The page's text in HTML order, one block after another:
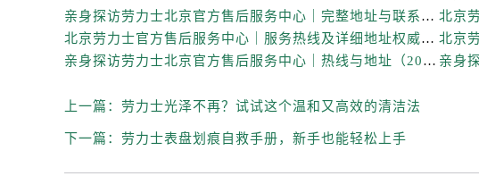
内蒙古自治区巴彦淖尔市临河区新华街劳力士售
内蒙古自治区包头市青山区幸福路甲3号王府井
内蒙古自治区赤峰市红山区哈达街劳力士售后服
内蒙古自治区呼伦贝尔市海拉尔区中央街劳力士
内蒙古自治区通辽市科尔沁区明仁大街劳力士售
亲身探访劳力士北京官方售后服务中心｜完整地址与联系电话（2026年6月最新）
北京劳力士官方售后服务中心｜服务热线及详细地址权威信息公示（2026年6月最新）
亲身探访劳力士北京官方售后服务中心｜热线与地址（2026年6月最新）
上一篇： 劳力士光泽不再？试试这个温和又高效的清洁法
下一篇： 劳力士表盘划痕自救手册，新手也能轻松上手